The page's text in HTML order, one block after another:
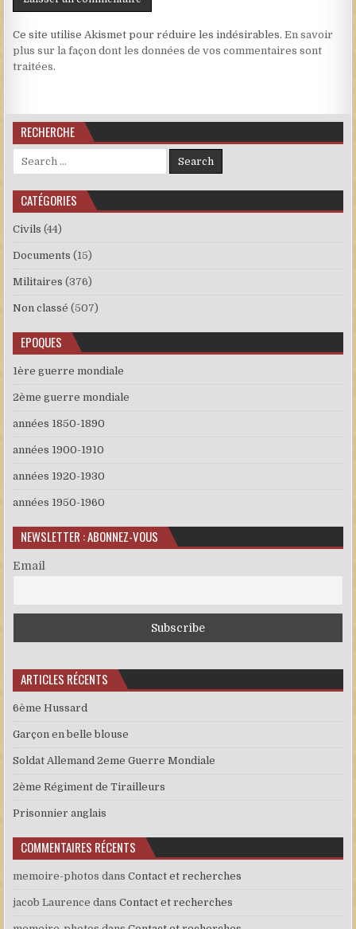
Ce site utilise Akismet pour réduire les indésirables.En savoir
plus sur la façon dont les données de vos commentaires sont
traitées.
RECHERCHE
Search for:
CATÉGORIES
Civils (44)
Documents (15)
Militaires (376)
Non classé (507)
EPOQUES
1ère guerre mondiale
2ème guerre mondiale
années 1850-1890
années 1900-1910
années 1920-1930
années 1950-1960
NEWSLETTER : ABONNEZ-VOUS
Email
ARTICLES RÉCENTS
6ème Hussard
Garçon en belle blouse
Soldat Allemand 2eme Guerre Mondiale
2ème Régiment de Tirailleurs
Prisonnier anglais
COMMENTAIRES RÉCENTS
memoire-photos dansContact et recherches
jacob Laurence dansContact et recherches